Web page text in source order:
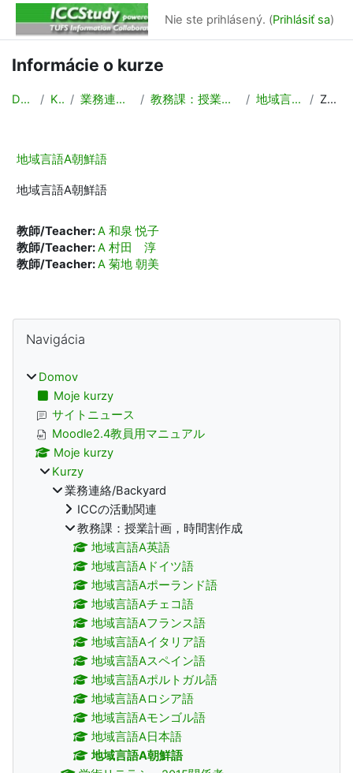
Preskočiť na hlavný obsah
Nie ste prihlásený. (Prihlásiť sa)
Informácie o kurze
Domov Kurzy 業務連絡/Backyard 教務課：授業計画，時間割作成 地域言語A朝鮮語 Zhrnutie
地域言語A朝鮮語
地域言語A朝鮮語
教師/Teacher:A 和泉 悦子
教師/Teacher:A 村田 淳
教師/Teacher:A 菊地 朝美
Bloky
Navigácia
Domov
Moje kurzy
サイトニュース
Moodle2.4教員用マニュアル
Moje kurzy
Kurzy
業務連絡/Backyard
ICCの活動関連
教務課：授業計画，時間割作成
地域言語A英語
地域言語Aドイツ語
地域言語Aポーランド語
地域言語Aチェコ語
地域言語Aフランス語
地域言語Aイタリア語
地域言語Aスペイン語
地域言語Aポルトガル語
地域言語Aロシア語
地域言語Aモンゴル語
地域言語A日本語
地域言語A朝鮮語